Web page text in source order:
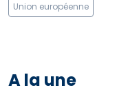
Union européenne
A la une